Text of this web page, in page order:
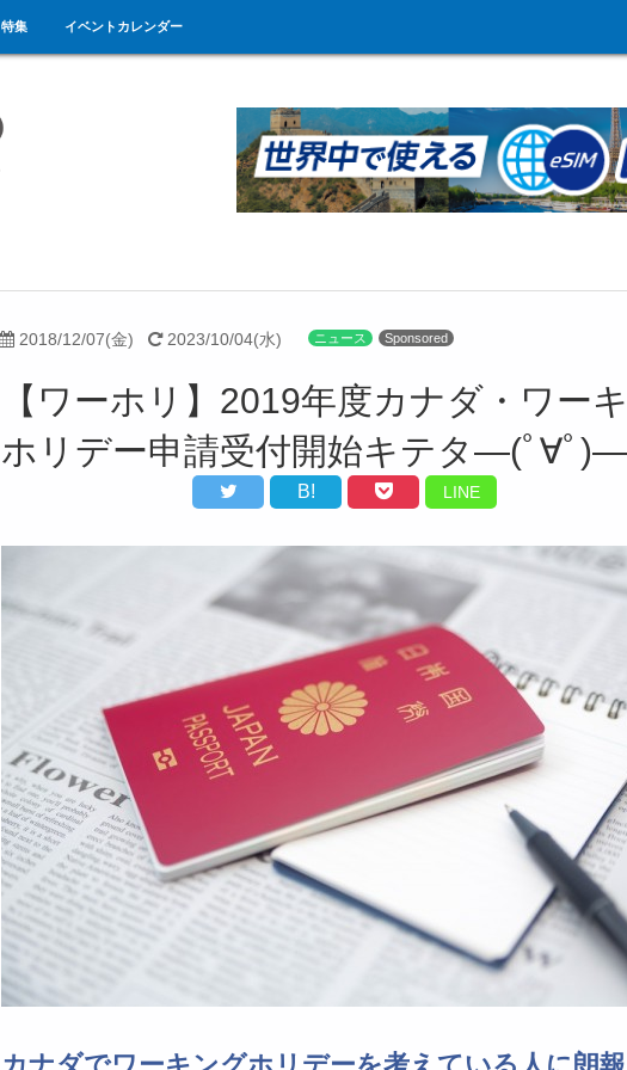
特集 イベントカレンダー
2018/12/07(金) 2023/10/04(水) ニュース Sponsored
【ワーホリ】2019年度カナダ・ワー
ホリデー申請受付開始キテタ―(ﾟ∀ﾟ
B! LINE